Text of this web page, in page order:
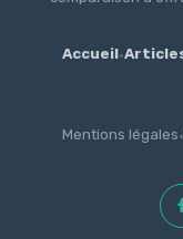
Accueil·
Mentions légales·